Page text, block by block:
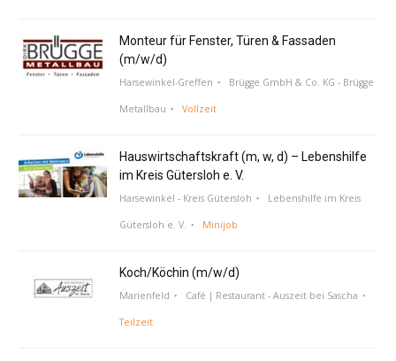
Monteur für Fenster, Türen & Fassaden
(m/w/d)
Harsewinkel-Greffen Brügge GmbH & Co. KG - Brügge
Metallbau Vollzeit
Hauswirtschaftskraft (m, w, d) – Lebenshilfe
im Kreis Gütersloh e. V.
Harsewinkel - Kreis Gütersloh Lebenshilfe im Kreis
Gütersloh e. V. Minijob
Koch/Köchin (m/w/d)
Marienfeld Café | Restaurant - Auszeit bei Sascha
Teilzeit